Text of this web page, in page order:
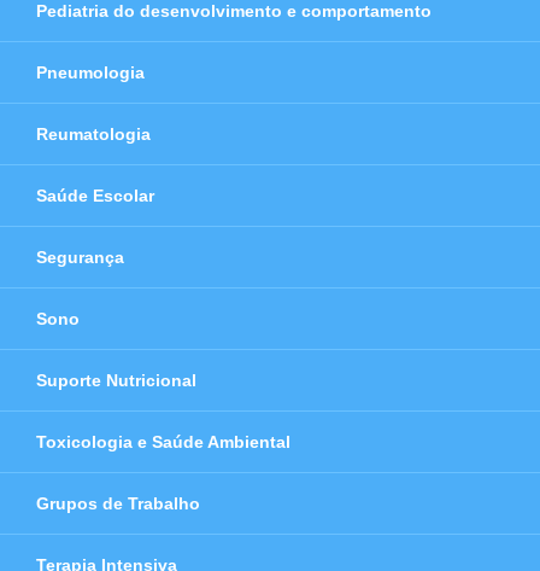
Pediatria do desenvolvimento e comportamento
Pneumologia
Reumatologia
Saúde Escolar
Segurança
Sono
Suporte Nutricional
Toxicologia e Saúde Ambiental
Grupos de Trabalho
Terapia Intensiva